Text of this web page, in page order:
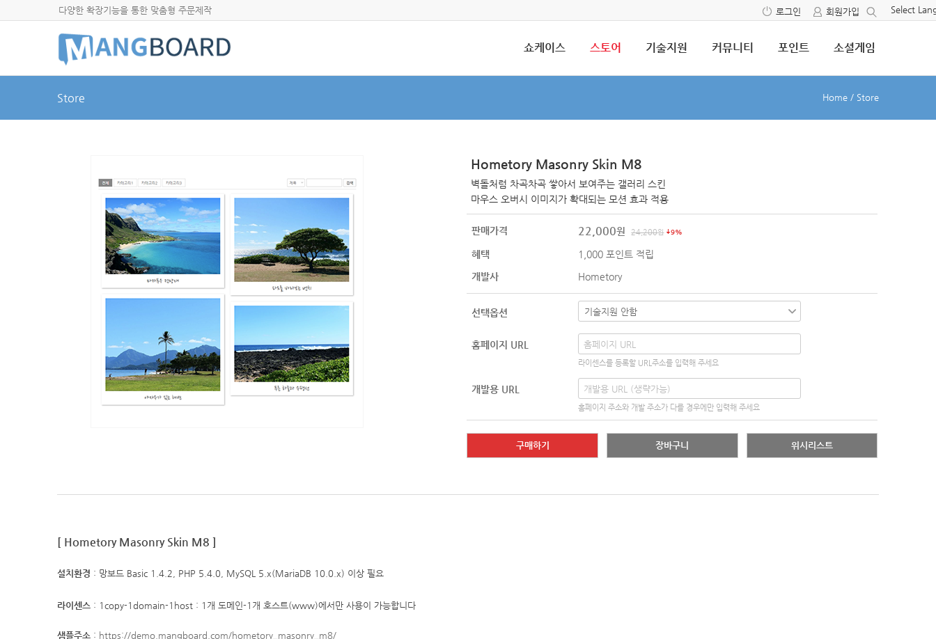
다양한 확장기능을 통한 맞춤형 주문제작 Select
로그인 회원가입
쇼케이스 스토어 기술지원 커뮤니티 포인트 소셜게임
Store Home / Store
Hometory Masonry Skin M8
벽돌처럼 차곡차곡 쌓아서 보여주는 갤러리 스킨
마우스 오버시 이미지가 확대되는 모션 효과 적용
판매가격 22,000원 24,200원 9%
혜택 1,000 포인트 적립
개발사
Hometory
선택옵션
홈페이지 URL
라이센스를 등록할 URL주소를 입력해 주세요
개발용 URL
홈페이지 주소와 개발 주소가 다를 경우에만 입력해 주세요
구매하기 장바구니 위시리스트
[ Hometory Masonry Skin M8 ]
설치환경 : 망보드 Basic 1.4.2, PHP 5.4.0, MySQL 5.x(MariaDB 10.0.x) 이상 필요
라이센스 : 1copy-1domain-1host : 1개 도메인-1개 호스트(www)에서만 사용이 가능합니다
샘플주소 : https://demo.mangboard.com/hometory_masonry_m8/